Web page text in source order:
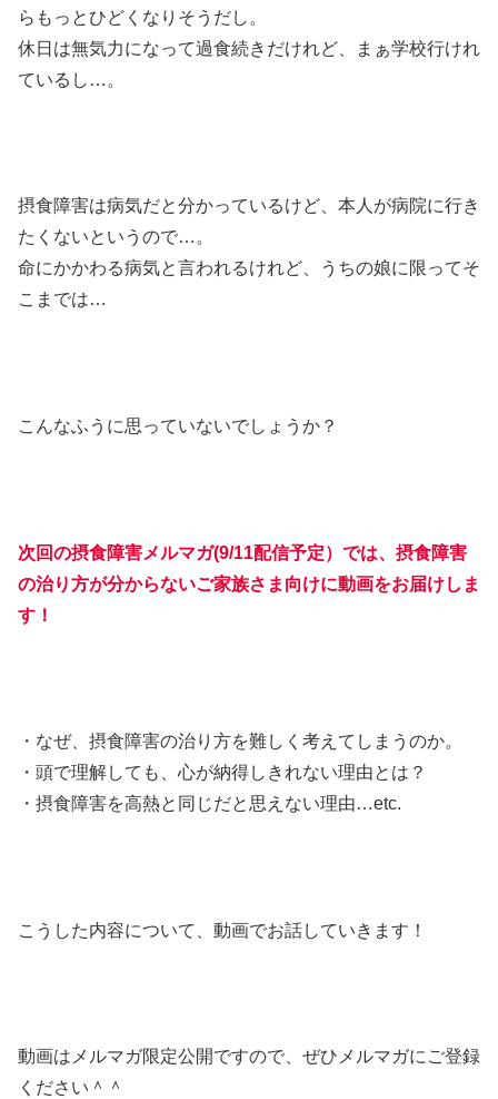
らもっとひどくなりそうだし。
休日は無気力になって過食続きだけれど、まぁ学校行けれ
ているし…。
摂食障害は病気だと分かっているけど、本人が病院に行き
たくないというので…。
命にかかわる病気と言われるけれど、うちの娘に限ってそ
こまでは…
こんなふうに思っていないでしょうか？
次回の摂食障害メルマガ(9/11配信予定）では、摂食障害
の治り方が分からないご家族さま向けに動画をお届けしま
す！
・なぜ、摂食障害の治り方を難しく考えてしまうのか。
・頭で理解しても、心が納得しきれない理由とは？
・摂食障害を高熱と同じだと思えない理由…etc.
こうした内容について、動画でお話していきます！
動画はメルマガ限定公開ですので、ぜひメルマガにご登録
ください＾＾